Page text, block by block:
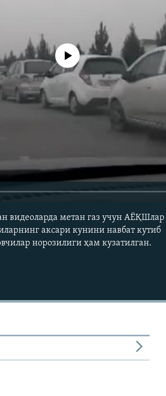
дамда медиа-манба мавжуд эмас
видеоларда метан газ учун
аксари кунини навбат кутиб
норозилиги ҳам кузатилган.